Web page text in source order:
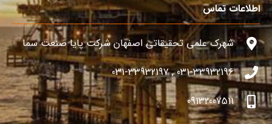
اطلاعات تماس
شهرک علمی تحقیقاتی اصفهان شرکت پایا صنعت سما
031-33932196 , 031-33932197
09132007511